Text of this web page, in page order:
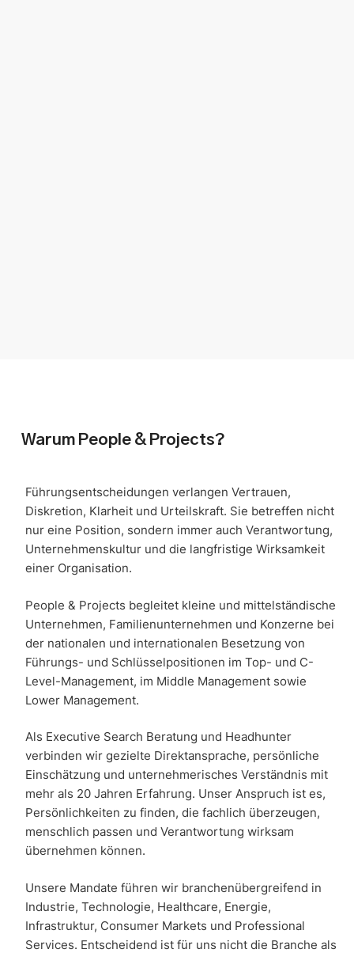
Warum People & Projects?
Führungsentscheidungen verlangen Vertrauen,
Diskretion, Klarheit und Urteilskraft. Sie betreffen nicht
nur eine Position, sondern immer auch Verantwortung,
Unternehmenskultur und die langfristige Wirksamkeit
einer Organisation.
People & Projects begleitet kleine und mittelständische
Unternehmen, Familienunternehmen und Konzerne bei
der nationalen und internationalen Besetzung von
Führungs- und Schlüsselpositionen im Top- und C-
Level-Management, im Middle Management sowie
Lower Management.
Als Executive Search Beratung und Headhunter
verbinden wirgezielte Direktansprache, persönliche
Einschätzung und unternehmerisches Verständnis mit
mehr als 20 Jahren Erfahrung. Unser Anspruch ist es,
Persönlichkeiten zu finden, die fachlich überzeugen,
menschlich passen und Verantwortung wirksam
übernehmen können.
Unsere Mandate führen wir branchenübergreifend in
Industrie,Technologie, Healthcare, Energie,
Infrastruktur, Consumer Markets und Professional
Services. Entscheidend ist für uns nicht die Branche als